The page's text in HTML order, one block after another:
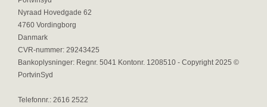
Nyraad Hovedgade 62
4760 Vordingborg
Danmark
CVR-nummer: 29243425
Bankoplysninger: Regnr. 5041 Kontonr. 1208510 - Copyright 2025 ©
PortvinSyd
Telefonnr.: 2616 2522